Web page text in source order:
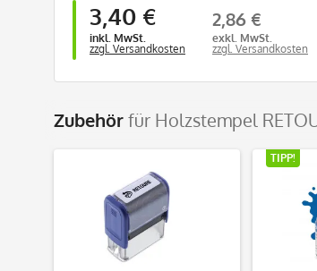
3,40 €
inkl. MwSt.
zzgl. Versandkosten
2,86 €
exkl. MwSt.
zzgl. Versandkosten
Zubehörfür Holzstempel
TIPP!